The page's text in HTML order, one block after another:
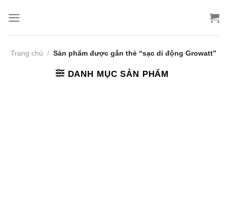
qua
nội
Trang chủ / Sản phẩm được gắn thẻ “sạc di động Growatt”
DANH MỤC SẢN PHẨM